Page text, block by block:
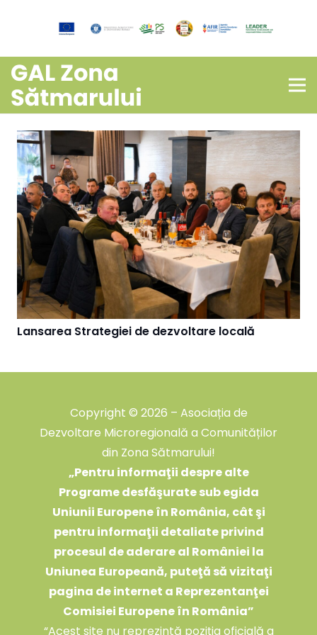
Lansarea Strategiei de dezvoltare locală
Copyright © 2026 – Asociația de
Dezvoltare Microregională a Comunităților
din Zona Sătmarului!
„Pentru informaţii despre alte
Programe desfăşurate sub egida
Uniunii Europene în România, cât şi
pentru informaţii detaliate privind
procesul de aderare al României la
Uniunea Europeană, puteţă să vizitaţi
pagina de internet a Reprezentanţei
Comisiei Europene în România”
“Acest site nu reprezintă poziţia oficială a